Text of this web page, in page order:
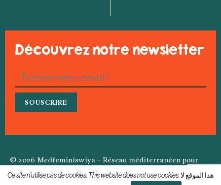
Découvrez notre newsletter
© 2026 Medfeminiswiya – Réseau méditerranéen pour
l’information féministe
Ce site n'utilise pas de cookies. This website does not use cookies. هذا الموقع لا